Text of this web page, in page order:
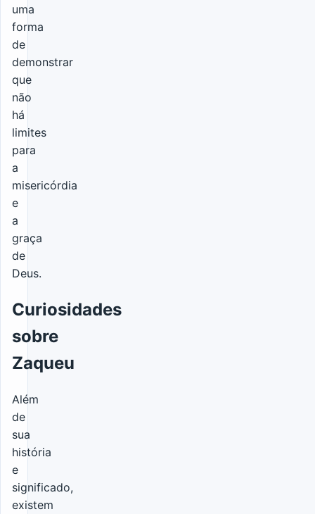
uma
forma
de
demonstrar
que
não
há
limites
para
a
misericórdia
e
a
graça
de
Deus.
Curiosidades
sobre
Zaqueu
Além
de
sua
história
e
significado,
existem